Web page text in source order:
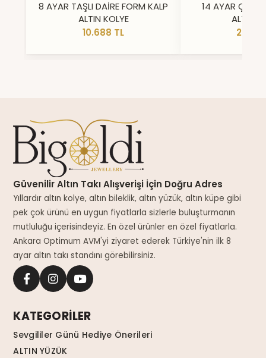
8 AYAR TAŞLI DAİRE FORM KALP
ALTIN KOLYE
10.688 TL
14 AYAR ÇİFT
ALTIN
Güvenilir Altın Takı Alışverişi İçin Doğru Adres
Yıllardır altın kolye, altın bileklik, altın yüzük, altın küpe gibi
pek çok ürünü en uygun fiyatlarla sizlerle buluşturmanın
mutluluğu içerisindeyiz. En özel ürünler en özel fiyatlarla.
Ankara Optimum AVM'yi ziyaret ederek Türkiye'nin ilk 8
ayar altın takı standını görebilirsiniz.
KATEGORİLER
Sevgililer Günü Hediye Önerileri
ALTIN YÜZÜK